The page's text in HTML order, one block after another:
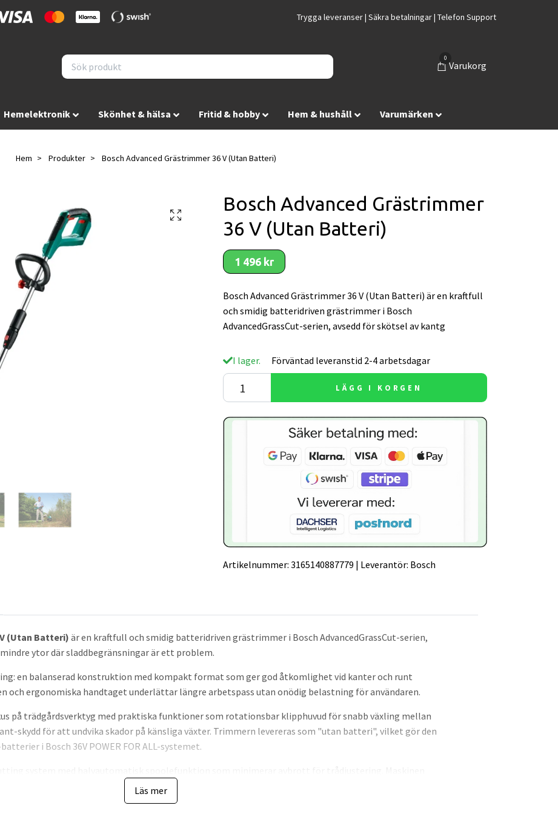
Trygga leveranser | Säkra betalningar | Telefon Support
0
Varukorg
Hemelektronik Skönhet & hälsa Fritid & hobby Hem & hushåll Varumärken
Hem Produkter Bosch Advanced Grästrimmer 36 V (Utan Batteri)
Bosch Advanced Grästrimmer
36 V (Utan Batteri)
1 496 kr
Bosch Advanced Grästrimmer 36 V (Utan Batteri) är en kraftfull
och smidig batteridriven grästrimmer i Bosch
AdvancedGrassCut-serien, avsedd för skötsel av kantg
I lager. Förväntad leveranstid 2-4 arbetsdagar
LÄGG I KORGEN
Artikelnummer: 3165140887779 | Leverantör: Bosch
(Utan Batteri) är en kraftfull och smidig batteridriven grästrimmer i Bosch AdvancedGrassCut-serien,
ytor där sladdbegränsningar är ett problem.
en balanserad konstruktion med kompakt format som ger god åtkomlighet vid kanter och runt
och ergonomiska handtaget underlättar längre arbetspass utan onödig belastning för användaren.
på trädgårdsverktyg med praktiska funktioner som rotationsbar klipphuvud för snabb växling mellan
skydd för att undvika skador på känsliga växter. Trimmern levereras som "utan batteri", vilket gör den
i Bosch 36V POWER FOR ALL-systemet.
och har en trådlängdskapacitet som gör den effektiv för normalt trädgårdsarbete. Dessa tekniska val ger
Läs mer